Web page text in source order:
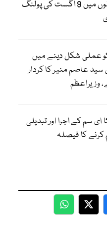
بلدیاتی حلقوں میں 9 اگست کی پولنگ
عملی شکل دینے میں
سید عاصم منیر کا کردار
وزیراعظم
سم کے اجرا اور تبدیلی
کا فیصلہ
WhatsApp